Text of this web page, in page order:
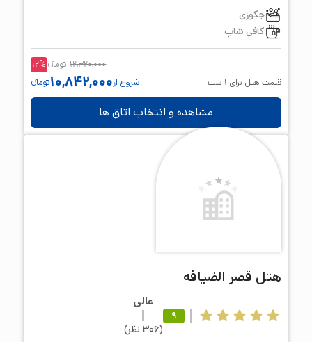
جکوزی
کافی شاپ
12,320,000 تومانء 12%
قیمت هتل برای 1 شب شروع از10,842,000تومانء
مشاهده و انتخاب اتاق ها
هتل قصر الضیافه
9
عالی
(
306 نظر)